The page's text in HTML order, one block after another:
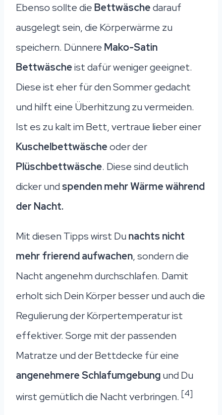
Ebenso sollte die Bettwäschedarauf
ausgelegt sein, die Körperwärme zu
speichern. Dünnere Mako-Satin
Bettwäscheist dafür weniger geeignet.
Diese ist eher für den Sommer gedacht
und hilft eine Überhitzung zu vermeiden.
Ist es zu kalt im Bett, vertraue lieber einer
Kuschelbettwäscheoder der
Plüschbettwäsche. Diese sind deutlich
dicker undspenden mehr Wärme während
der Nacht.
Mit diesen Tipps wirst Dunachts nicht
mehr frierend aufwachen, sondern die
Nacht angenehm durchschlafen. Damit
erholt sich Dein Körper besser und auch die
Regulierung der Körpertemperatur ist
effektiver. Sorge mit der passenden
Matratze und der Bettdecke für eine
angenehmere Schlafumgebungund Du
wirst gemütlich die Nacht verbringen. [4]